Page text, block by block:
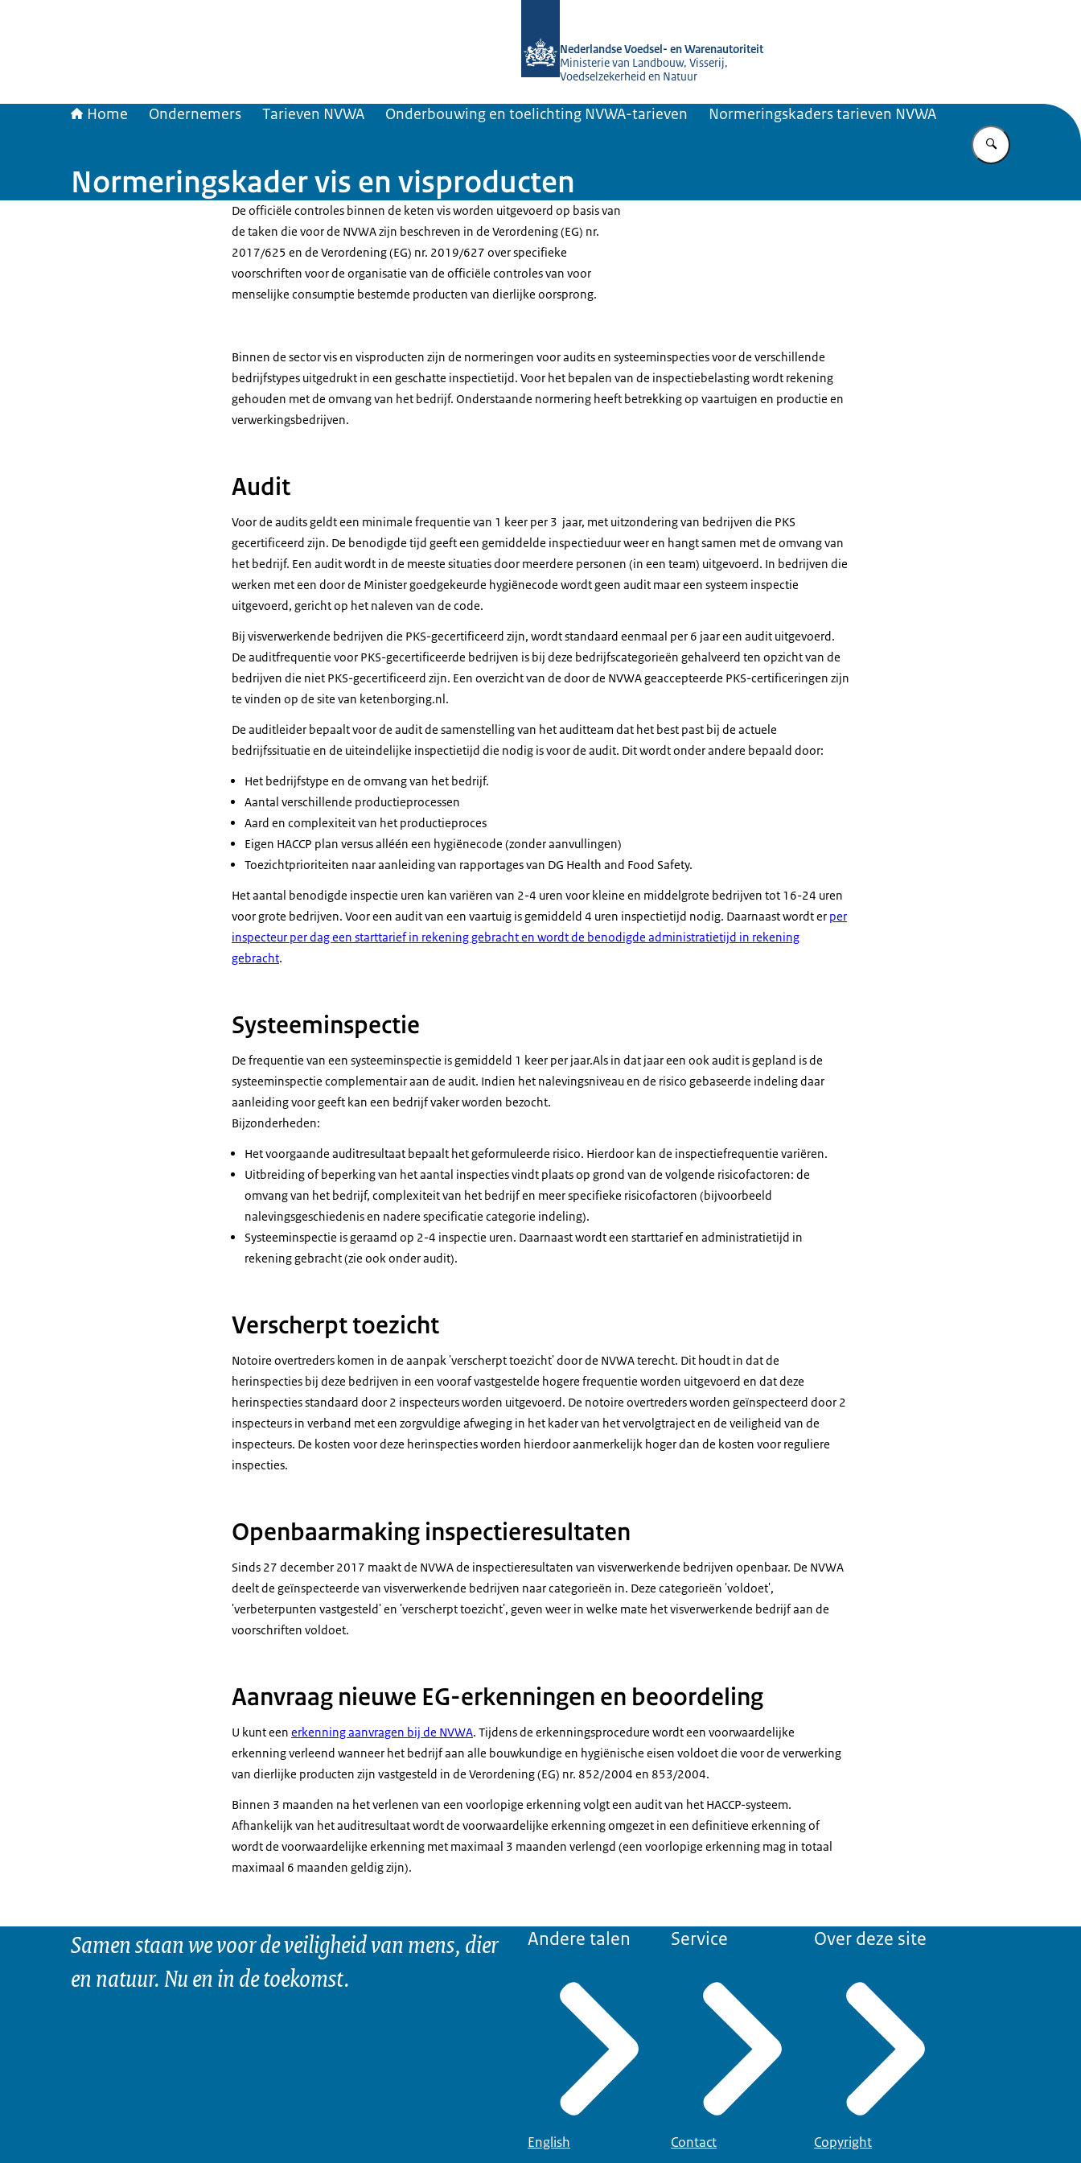
Nederlandse Voedsel- en Warenautoriteit
Ministerie van Landbouw, Visserij,
Voedselzekerheid en Natuur
Home Ondernemers Tarieven NVWA Onderbouwing en toelichting NVWA-tarieven Normeringskaders tarieven NVWA
Vul in wat u
Normeringskader vis en visproducten
De officiële controles binnen de keten vis worden uitgevoerd op basis van
de taken die voor de NVWA zijn beschreven in de Verordening (EG) nr.
2017/625 en de Verordening (EG) nr. 2019/627 over specifieke
voorschriften voor de organisatie van de officiële controles van voor
menselijke consumptie bestemde producten van dierlijke oorsprong.
Binnen de sector vis en visproducten zijn de normeringen voor audits en systeeminspecties voor de verschillende
bedrijfstypes uitgedrukt in een geschatte inspectietijd. Voor het bepalen van de inspectiebelasting wordt rekening
gehouden met de omvang van het bedrijf. Onderstaande normering heeft betrekking op vaartuigen en productie en
verwerkingsbedrijven.
Audit
Voor de audits geldt een minimale frequentie van 1 keer per 3 jaar, met uitzondering van bedrijven die PKS
gecertificeerd zijn. De benodigde tijd geeft een gemiddelde inspectieduur weer en hangt samen met de omvang van
het bedrijf. Een audit wordt in de meeste situaties door meerdere personen (in een team) uitgevoerd. In bedrijven die
werken met een door de Minister goedgekeurde hygiënecode wordt geen audit maar een systeem inspectie
uitgevoerd, gericht op het naleven van de code.
Bij visverwerkende bedrijven die PKS-gecertificeerd zijn, wordt standaard eenmaal per 6 jaar een audit uitgevoerd.
De auditfrequentie voor PKS-gecertificeerde bedrijven is bij deze bedrijfscategorieën gehalveerd ten opzicht van de
bedrijven die niet PKS-gecertificeerd zijn. Een overzicht van de door de NVWA geaccepteerde PKS-certificeringen zijn
te vinden op de site van ketenborging.nl.
De auditleider bepaalt voor de audit de samenstelling van het auditteam dat het best past bij de actuele
bedrijfssituatie en de uiteindelijke inspectietijd die nodig is voor de audit. Dit wordt onder andere bepaald door:
Het bedrijfstype en de omvang van het bedrijf.
Aantal verschillende productieprocessen
Aard en complexiteit van het productieproces
Eigen HACCP plan versus alléén een hygiënecode (zonder aanvullingen)
Toezichtprioriteiten naar aanleiding van rapportages van DG Health and Food Safety.
Het aantal benodigde inspectie uren kan variëren van 2-4 uren voor kleine en middelgrote bedrijven tot 16-24 uren
voor grote bedrijven. Voor een audit van een vaartuig is gemiddeld 4 uren inspectietijd nodig. Daarnaast wordt er per
inspecteur per dag een starttarief in rekening gebracht en wordt de benodigde administratietijd in rekening
gebracht.
Systeeminspectie
De frequentie van een systeeminspectie is gemiddeld 1 keer per jaar.Als in dat jaar een ook audit is gepland is de
systeeminspectie complementair aan de audit. Indien het nalevingsniveau en de risico gebaseerde indeling daar
aanleiding voor geeft kan een bedrijf vaker worden bezocht.
Bijzonderheden:
Het voorgaande auditresultaat bepaalt het geformuleerde risico. Hierdoor kan de inspectiefrequentie variëren.
Uitbreiding of beperking van het aantal inspecties vindt plaats op grond van de volgende risicofactoren: de
omvang van het bedrijf, complexiteit van het bedrijf en meer specifieke risicofactoren (bijvoorbeeld
nalevingsgeschiedenis en nadere specificatie categorie indeling).
Systeeminspectie is geraamd op 2-4 inspectie uren. Daarnaast wordt een starttarief en administratietijd in
rekening gebracht (zie ook onder audit).
Verscherpt toezicht
Notoire overtreders komen in de aanpak 'verscherpt toezicht' door de NVWA terecht. Dit houdt in dat de
herinspecties bij deze bedrijven in een vooraf vastgestelde hogere frequentie worden uitgevoerd en dat deze
herinspecties standaard door 2 inspecteurs worden uitgevoerd. De notoire overtreders worden geïnspecteerd door 2
inspecteurs in verband met een zorgvuldige afweging in het kader van het vervolgtraject en de veiligheid van de
inspecteurs. De kosten voor deze herinspecties worden hierdoor aanmerkelijk hoger dan de kosten voor reguliere
inspecties.
Openbaarmaking inspectieresultaten
Sinds 27 december 2017 maakt de NVWA de inspectieresultaten van visverwerkende bedrijven openbaar. De NVWA
deelt de geïnspecteerde van visverwerkende bedrijven naar categorieën in. Deze categorieën 'voldoet',
'verbeterpunten vastgesteld' en 'verscherpt toezicht', geven weer in welke mate het visverwerkende bedrijf aan de
voorschriften voldoet.
Aanvraag nieuwe EG-erkenningen en beoordeling
U kunt een erkenning aanvragen bij de NVWA. Tijdens de erkenningsprocedure wordt een voorwaardelijke
erkenning verleend wanneer het bedrijf aan alle bouwkundige en hygiënische eisen voldoet die voor de verwerking
van dierlijke producten zijn vastgesteld in de Verordening (EG) nr. 852/2004 en 853/2004.
Binnen 3 maanden na het verlenen van een voorlopige erkenning volgt een audit van het HACCP-systeem.
Afhankelijk van het auditresultaat wordt de voorwaardelijke erkenning omgezet in een definitieve erkenning of
wordt de voorwaardelijke erkenning met maximaal 3 maanden verlengd (een voorlopige erkenning mag in totaal
maximaal 6 maanden geldig zijn).
Samen staan we voor de veiligheid van mens, dier
en natuur. Nu en in de toekomst.
Andere talen
English
Service
Contact
Over deze site
Copyright